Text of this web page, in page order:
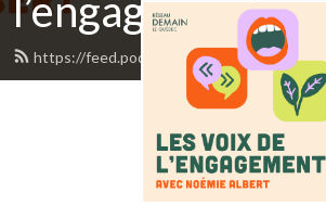
l’engagement
https://feed.podbean.com/